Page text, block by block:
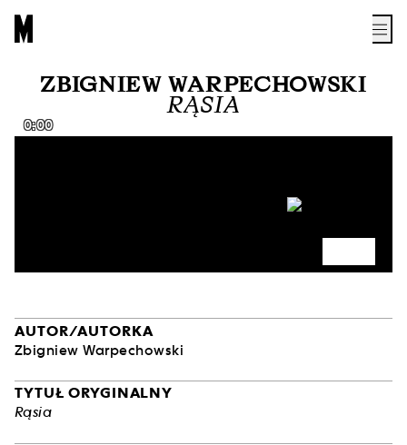
ZBIGNIEW WARPECHOWSKI
RĄSIA
0:00
AUTOR/AUTORKA
Zbigniew Warpechowski
TYTUŁ ORYGINALNY
Rąsia